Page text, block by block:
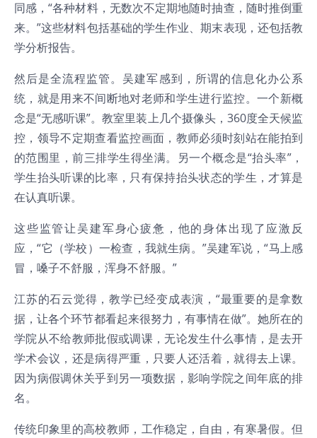
同感，“各种材料，无数次不定期地随时抽查，随时推倒重
来。”这些材料包括基础的学生作业、期末表现，还包括教
学分析报告。
然后是全流程监管。吴建军感到，所谓的信息化办公系
统，就是用来不间断地对老师和学生进行监控。一个新概
念是“无感听课”。教室里装上几个摄像头，360度全天候监
控，领导不定期查看监控画面，教师必须时刻站在能拍到
的范围里，前三排学生得坐满。另一个概念是“抬头率”，
学生抬头听课的比率，只有保持抬头状态的学生，才算是
在认真听课。
这些监管让吴建军身心疲惫，他的身体出现了应激反
应，“它（学校）一检查，我就生病。”吴建军说，“马上感
冒，嗓子不舒服，浑身不舒服。”
江苏的石云觉得，教学已经变成表演，“最重要的是拿数
据，让各个环节都看起来很努力，有事情在做”。她所在的
学院从不给教师批假或调课，无论发生什么事情，是去开
学术会议，还是病得严重，只要人还活着，就得去上课。
因为病假调休关乎到另一项数据，影响学院之间年底的排
名。
传统印象里的高校教师，工作稳定，自由，有寒暑假。但